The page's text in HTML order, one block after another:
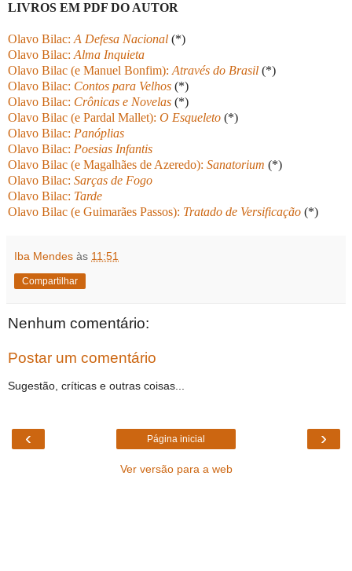
LIVROS EM PDF DO AUTOR
Olavo Bilac: A Defesa Nacional (*)
Olavo Bilac: Alma Inquieta
Olavo Bilac (e Manuel Bonfim): Através do Brasil (*)
Olavo Bilac: Contos para Velhos (*)
Olavo Bilac: Crônicas e Novelas (*)
Olavo Bilac (e Pardal Mallet): O Esqueleto (*)
Olavo Bilac: Panóplias
Olavo Bilac: Poesias Infantis
Olavo Bilac (e Magalhães de Azeredo): Sanatorium (*)
Olavo Bilac: Sarças de Fogo
Olavo Bilac: Tarde
Olavo Bilac (e Guimarães Passos): Tratado de Versificação (*)
Iba Mendes às 11:51
Compartilhar
Nenhum comentário:
Postar um comentário
Sugestão, críticas e outras coisas...
‹ ›
Página inicial
Ver versão para a web